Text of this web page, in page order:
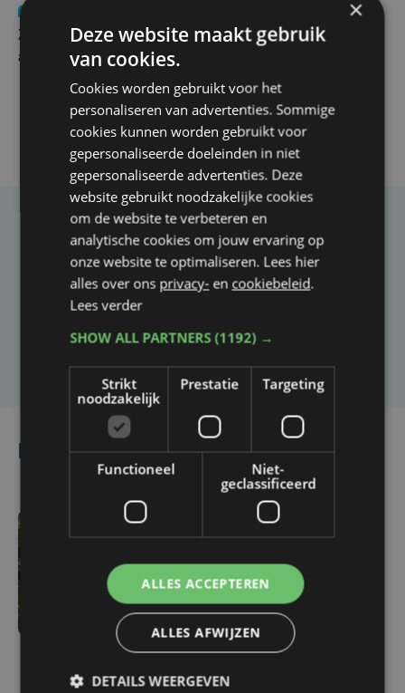
Zwaar ongeval op E403 in Izegem: drie rijstroken
afgesloten
Taalfout opgemerkt?
Heb je een taal- of schrijffout opgemerkt in dit
artikel?
Laat het ons weten
Lees ook
ma 3 augustus | 17:15
Droogte treft
aardappelteelt: "Op
sommige percelen
verliezen we tot de helft
van de opbrengst"
×
Deze website maakt gebruik
van cookies.
Cookies worden gebruikt voor het
personaliseren van advertenties. Sommige
cookies kunnen worden gebruikt voor
gepersonaliseerde doeleinden in niet
gepersonaliseerde advertenties. Deze
website gebruikt noodzakelijke cookies
om de website te verbeteren en
analytische cookies om jouw ervaring op
onze website te optimaliseren. Lees hier
alles over ons privacy- en cookiebeleid.
Lees verder
SHOW ALL PARTNERS(1192) →
Strikt
noodzakelijk
Prestatie Targeting
Functioneel
Niet-
geclassificeerd
ALLES ACCEPTEREN
ALLES AFWIJZEN
DETAILS WEERGEVEN